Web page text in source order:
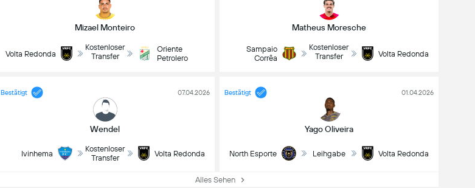
Mizael Monteiro
Volta Redonda
Kostenloser
Transfer
Oriente
Petrolero
Matheus Moresche
Sampaio
Corrêa
Kostenloser
Transfer
Volta Redonda
Bestätigt
Wendel
07.04.2026
Ivinhema
Kostenloser
Transfer
Volta Redonda
Bestätigt
Yago Oliveira
01.04.2026
North Esporte Leihgabe Volta Redonda
Alles Sehen